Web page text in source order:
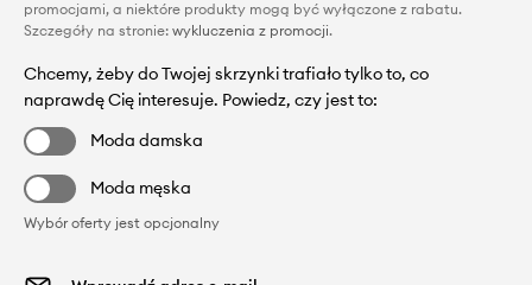
promocjami, a niektóre produkty mogą być wyłączone z rabatu.
Szczegóły na stronie: wykluczenia z promocji.
Chcemy, żeby do Twojej skrzynki trafiało tylko to, co
naprawdę Cię interesuje. Powiedz, czy jest to:
Moda damska
Moda męska
Wybór oferty jest opcjonalny